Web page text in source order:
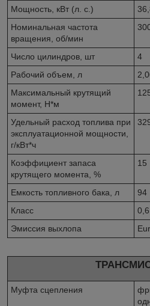
Мощность, кВт (л. с.)
Номинальная частота
вращения, об/мин
Число цилиндров, шт
4
Рабочий объем, л
Максимальный крутящий
момент, Н*м
Удельный расход топлива при
эксплуатационной мощности,
г/кВт*ч
Коэффициент запаса
крутящего момента, %
15
Емкость топливного бака, л
94
Класс
0,6
Эмиссия выхлопа
Муфта сцепления